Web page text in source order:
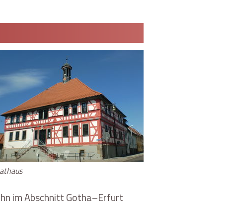
im Abschnitt Gotha–Erfurt